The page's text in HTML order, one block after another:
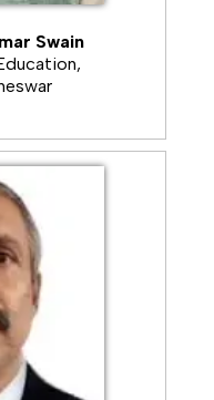
FPOs has been
of the National
held on
Advisory
Samman Diwas
Bharat-G
Swain